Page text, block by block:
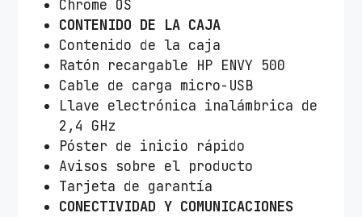
Chrome OS
CONTENIDO DE LA CAJA
Contenido de la caja
Ratón recargable HP ENVY 500
Cable de carga micro-USB
Llave electrónica inalámbrica de
2,4 GHz
Póster de inicio rápido
Avisos sobre el producto
Tarjeta de garantía
CONECTIVIDAD Y COMUNICACIONES